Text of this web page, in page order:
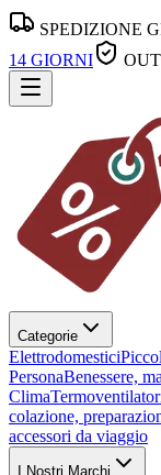
SPEDIZIONE
14 GIORNI
Categorie
Elettrodomestici
PersonaBenessere,
Clima
colazione,
accessori da viaggio
I Nostri Marchi